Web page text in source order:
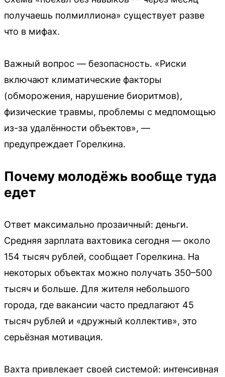
получаешь полмиллиона» существует разве
что в мифах.
Важный вопрос — безопасность. «Риски
включают климатические факторы
(обморожения, нарушение биоритмов),
физические травмы, проблемы с медпомощью
из-за удалённости объектов», —
предупреждает Горелкина.
Почему молодёжь вообще туда
едет
Ответ максимально прозаичный: деньги.
Средняя зарплата вахтовика сегодня — около
154 тысяч рублей, сообщает Горелкина. На
некоторых объектах можно получать 350–500
тысяч и больше. Для жителя небольшого
города, где вакансии часто предлагают 45
тысяч рублей и «дружный коллектив», это
серьёзная мотивация.
Вахта привлекает своей системой: интенсивная